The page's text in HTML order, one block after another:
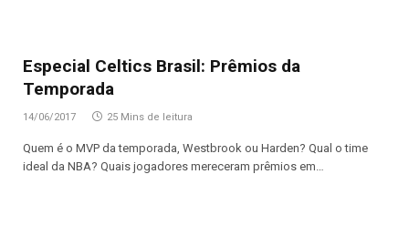
Especial Celtics Brasil: Prêmios da
Temporada
14/06/2017 25 Mins de leitura
Quem é o MVP da temporada, Westbrook ou Harden? Qual o time
ideal da NBA? Quais jogadores mereceram prêmios em…